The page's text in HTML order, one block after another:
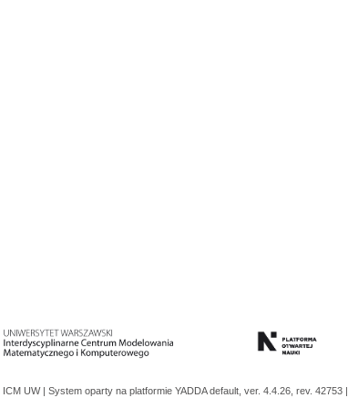
ICM UW | System oparty na platformie YADDAdefault, ver. 4.4.26, rev. 42753 |